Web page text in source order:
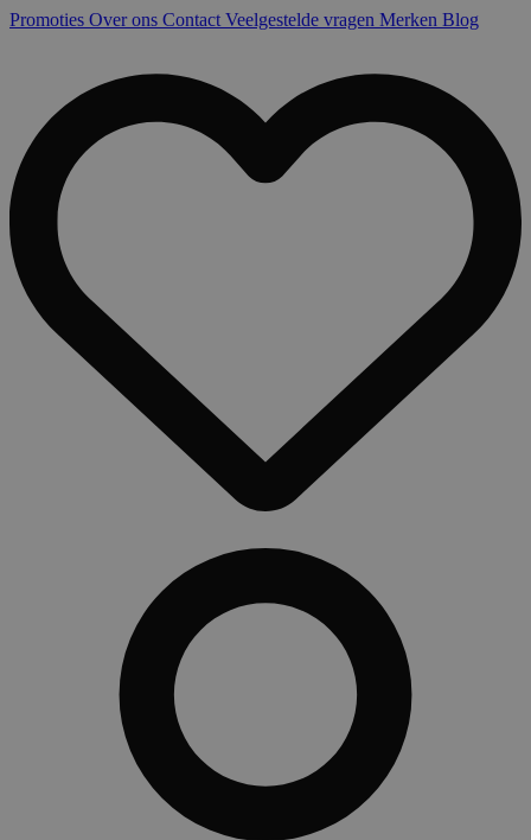
Promoties Over ons Contact Veelgestelde vragen Merken Blog